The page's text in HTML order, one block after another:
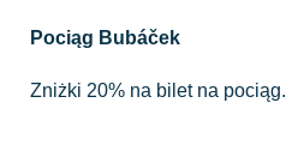
Pociąg Bubáček
Zniżki 20% na bilet na pociąg.